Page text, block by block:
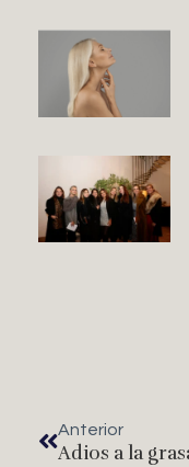
Anterior